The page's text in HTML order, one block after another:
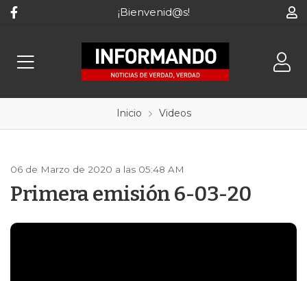
¡Bienvenid@s!
Inicio Videos
06 de Marzo de 2020 a las 05:48 AM
Primera emisión 6-03-20